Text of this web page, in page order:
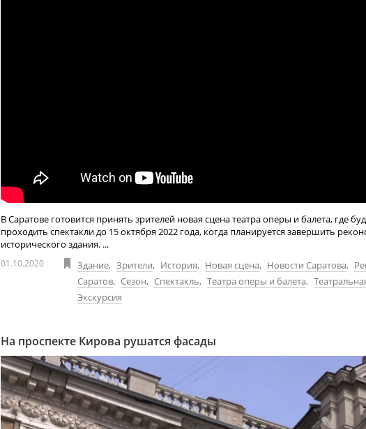
В Саратове готовится принять зрителей новая сцена театра оперы и балета, где
проходить спектакли до 15 октября 2022 года, когда планируется завершить
исторического здания. ...
01.10.2020 Здание, Зрители, История, Новая сцена, Новости Саратова,
Саратов, Сезон, Спектакль, Театра оперы и балета,
Экскурсия
На проспекте Кирова рушатся фасады